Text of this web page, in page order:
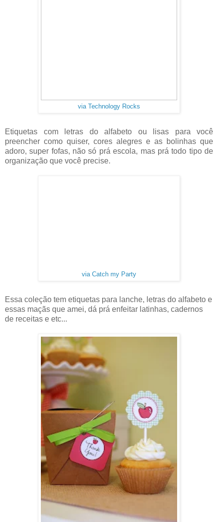
via Technology Rocks
Etiquetas com letras do alfabeto ou lisas para você
preencher como quiser, cores alegres e as bolinhas que
adoro, super fofas, não só prá escola, mas prá todo tipo de
organização que você precise.
via Catch my Party
Essa coleção tem etiquetas para lanche, letras do alfabeto e
essas maçãs que amei, dá prá enfeitar latinhas, cadernos
de receitas e etc...